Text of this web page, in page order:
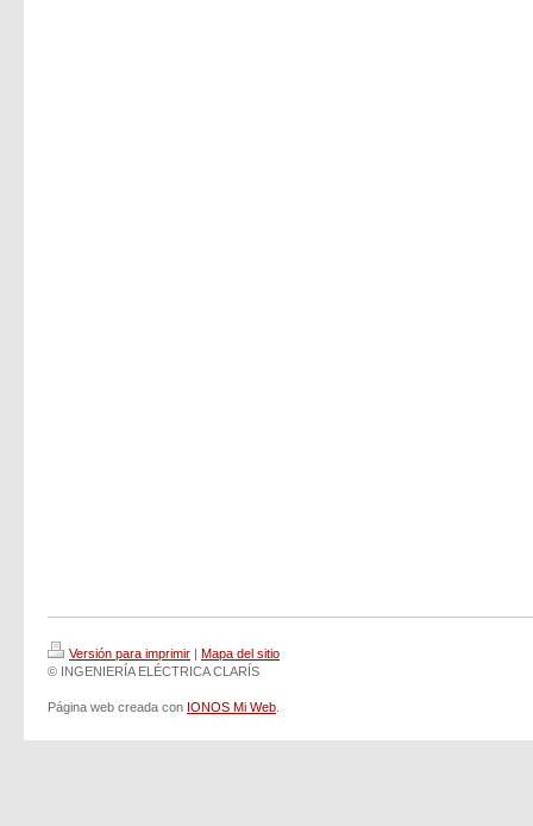
Versión para imprimir
Mapa del sitio
© INGENIERÍA ELÉCTRICA CLARÍS
Página web creada con IONOS Mi Web